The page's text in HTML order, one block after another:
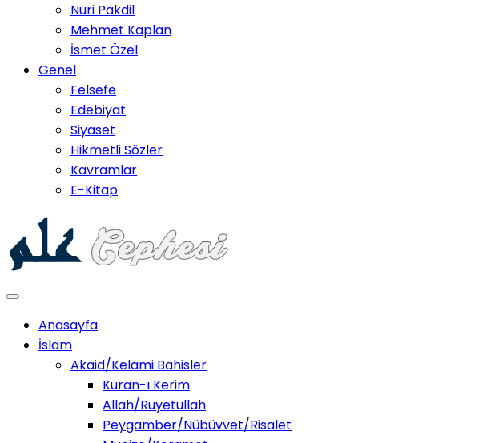
Nuri Pakdil
Mehmet Kaplan
İsmet Özel
Genel
Felsefe
Edebiyat
Siyaset
Hikmetli Sözler
Kavramlar
E-Kitap
Anasayfa
İslam
Akaid/Kelami Bahisler
Kuran-ı Kerim
Allah/Ruyetullah
Peygamber/Nübüvvet/Risalet